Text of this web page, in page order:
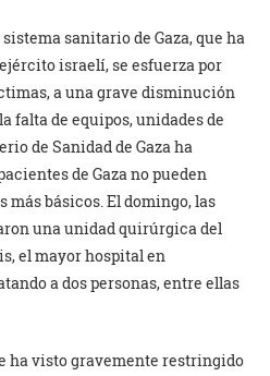
sanitario de Gaza, que ha
israelí, se esfuerza por
a una grave disminución
falta de equipos, unidades de
de Sanidad de Gaza ha
de Gaza no pueden
básicos. El domingo, las
una unidad quirúrgica del
el mayor hospital en
a dos personas, entre ellas
ha visto gravemente restringido